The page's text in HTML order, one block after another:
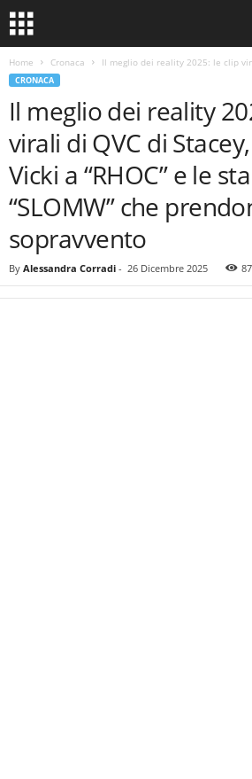
Home Cronaca Il meglio dei reality 2025: le clip
CRONACA
Il meglio dei reality
virali di QVC di
Vicki a “RHOC” e le
“SLOMW” che
sopravvento
By Alessandra Corradi - 26 Dicembre 2025 87